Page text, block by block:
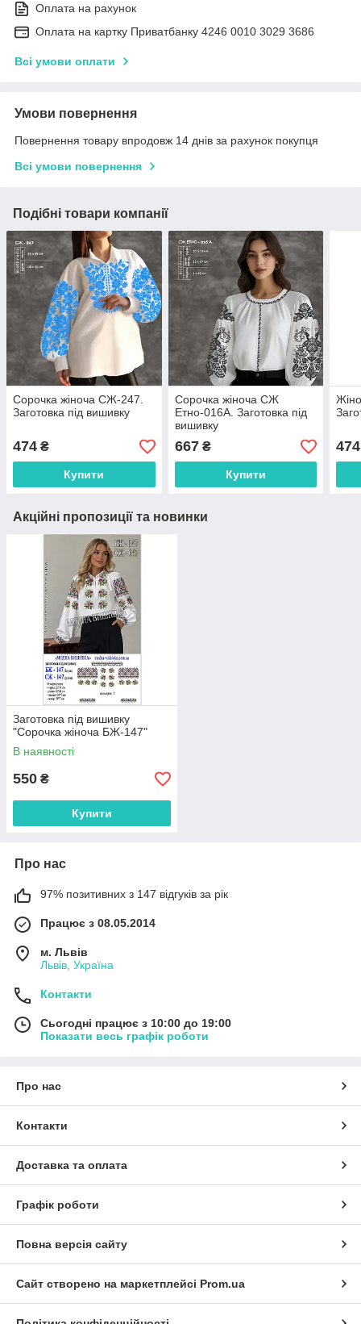
Оплата на рахунок
Оплата на картку Приватбанку 4246 0010 3029 3686
Всі умови оплати
Умови повернення
Повернення товару впродовж 14 днів за рахунок покупця
Всі умови повернення
Подібні товари компанії
Сорочка жіноча СЖ-247.
Заготовка під вишивку
474 ₴
Купити
Сорочка жіноча СЖ
Етно-016А. Заготовка під
вишивку
667₴
Купити
474
Акційні пропозиції та новинки
Заготовка під вишивку
"Сорочка жіноча БЖ-147"
В наявності
550 ₴
Купити
Про нас
97% позитивних з 147 відгуків за рік
Працює з 08.05.2014
м. Львів
Львів, Україна
Контакти
Сьогодні працює з 10:00 до 19:00
Показати весь графік роботи
Про нас
Контакти
Доставка та оплата
Графік роботи
Повна версія сайту
Сайт створено на маркетплейсі Prom.ua